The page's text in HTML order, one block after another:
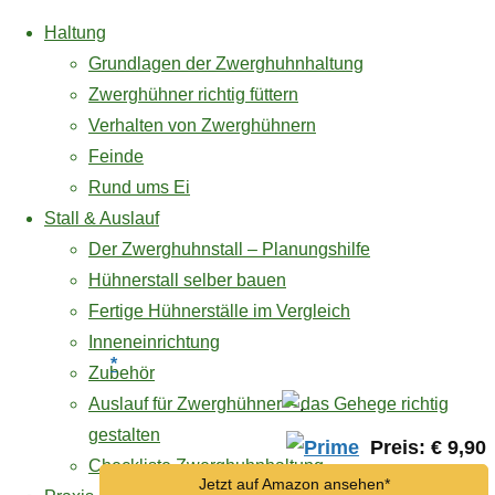
springen
Haltung
Grundlagen der Zwerghuhnhaltung
Zwerghühner richtig füttern
Verhalten von Zwerghühnern
Feinde
Rund ums Ei
Stall & Auslauf
Der Zwerghuhnstall – Planungshilfe
Hühnerstall selber bauen
Fertige Hühnerställe im Vergleich
Inneneinrichtung
Zubehör
Auslauf für Zwerghühner – das Gehege richtig
gestalten
Checkliste Zwerghuhnhaltung
Ostereier
natürlich
*
Preis: € 9,90
Jetzt auf Amazon ansehen*